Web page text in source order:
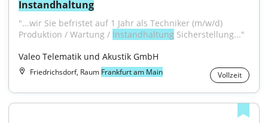
Instandhaltung
"...wir Sie befristet auf 1 Jahr als Techniker (m/w/d)
Produktion / Wartung / Instandhaltung Sicherstellung..."
Valeo Telematik und Akustik GmbH
Friedrichsdorf, Raum Frankfurt am Main Vollzeit